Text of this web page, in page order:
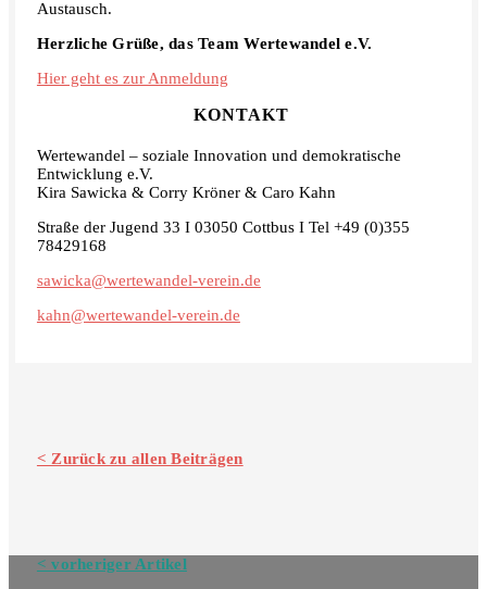
Austausch.
Herzliche Grüße, das Team Wertewandel e.V.
Hier geht es zur Anmeldung
KONTAKT
Wertewandel – soziale Innovation und demokratische
Entwicklung e.V.
Kira Sawicka & Corry Kröner & Caro Kahn
Straße der Jugend 33 I 03050 Cottbus I Tel +49 (0)355
78429168
sawicka@wertewandel-verein.de
kahn@wertewandel-verein.de
< Zurück zu allen Beiträgen
Navigation
< vorheriger Artikel